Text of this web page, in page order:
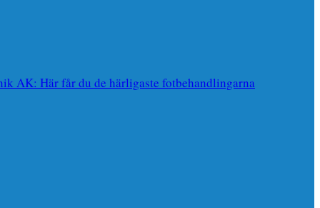
AK: Här får du de härligaste fotbehandlingarna